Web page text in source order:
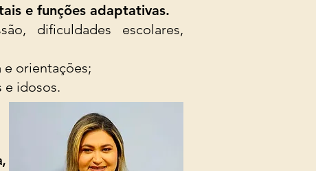
e funções adaptativas.
dificuldades escolares,
orientações;
e idosos.